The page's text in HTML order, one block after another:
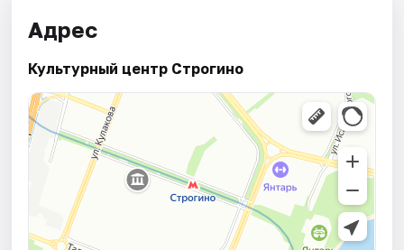
Адрес
Культурный центр Строгино